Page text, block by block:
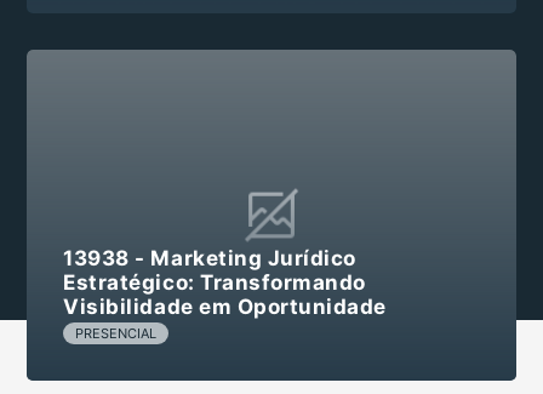
13938 - Marketing Jurídico
Estratégico: Transformando
Visibilidade em Oportunidade
PRESENCIAL